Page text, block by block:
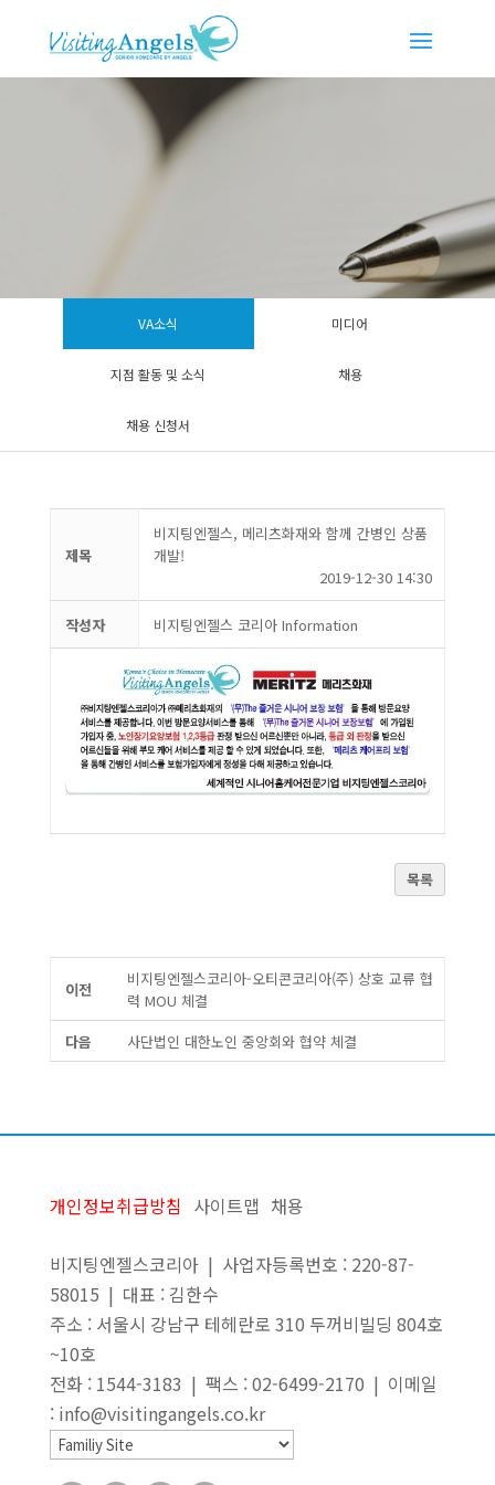
VA소식 미디어
지점 활동 및 소식 채용
채용 신청서
제목
비지팅엔젤스, 메리츠화재와 함께 간병인 상품
개발!
2019-12-30 14:30
작성자 비지팅엔젤스 코리아 Information
목록
이전
비지팅엔젤스코리아-오티콘코리아(주) 상호 교류 협
력 MOU 체결
다음
사단법인 대한노인 중앙회와 협약 체결
개인정보취급방침 사이트맵 채용
비지팅엔젤스코리아 | 사업자등록번호 : 220-87-
58015 | 대표 : 김한수
주소 : 서울시 강남구 테헤란로 310 두꺼비빌딩 804호
~10호
전화 : 1544-3183 | 팩스 : 02-6499-2170 | 이메일
: info@visitingangels.co.kr